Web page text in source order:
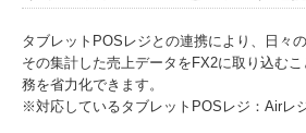
タブレットPOSレジとの連携により、日々
その集計した売上データをFX2に取り込む
務を省力化できます。
※対応しているタブレットPOSレジ：Airレ